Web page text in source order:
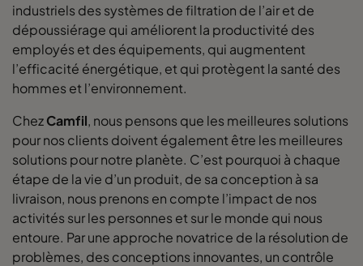
industriels des systèmes de filtration de l’air et de
dépoussiérage qui améliorent la productivité des
employés et des équipements, qui augmentent
l’efficacité énergétique, et qui protègent la santé des
hommes et l’environnement.
ChezCamfil, nous pensons que les meilleures solutions
pour nos clients doivent également être les meilleures
solutions pour notre planète. C’est pourquoi à chaque
étape de la vie d’un produit, de sa conception à sa
livraison, nous prenons en compte l’impact de nos
activités sur les personnes et sur le monde qui nous
entoure. Par une approche novatrice de la résolution de
problèmes, des conceptions innovantes, un contrôle